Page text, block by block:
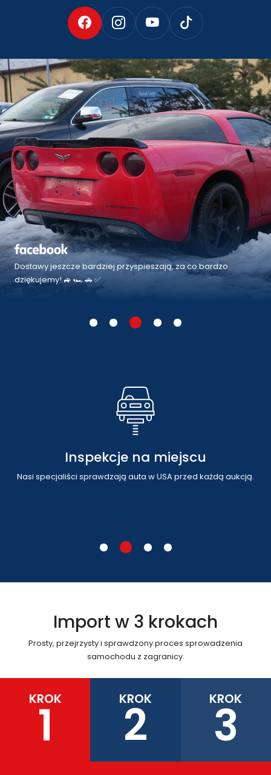
Ciąg dalszy 🇺🇸 dostaw. 🚙🏎🚗✅ Mimo mroźnej aury ❄,
wszystkie transporty są realizowane zgodnie z założeniami.
⏰
Szybki transport
Własne umowy z firmami transportowymi przyśpieszają
Import w 3 krokach
Prosty, przejrzysty i sprawdzony proces sprowadzenia
samochodu z zagranicy.
KROK
1 KROK
2 KROK
3